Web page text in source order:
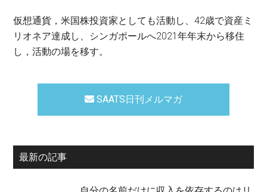
仮想通貨，米国株投資家としても活動し、42歳で資産ミ
リオネア達成し、シンガポールへ2021年年末から移住
し，活動の場を移す。
SAATS日刊メルマガ
最新の記事